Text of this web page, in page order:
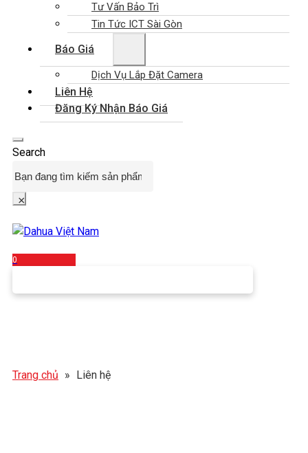
Tư Vấn Bảo Trì
Tin Tức ICT Sài Gòn
Báo Giá
Dịch Vụ Lắp Đặt Camera
Liên Hệ
Đăng Ký Nhận Báo Giá
Search
×
0
Trang chủ » Liên hệ